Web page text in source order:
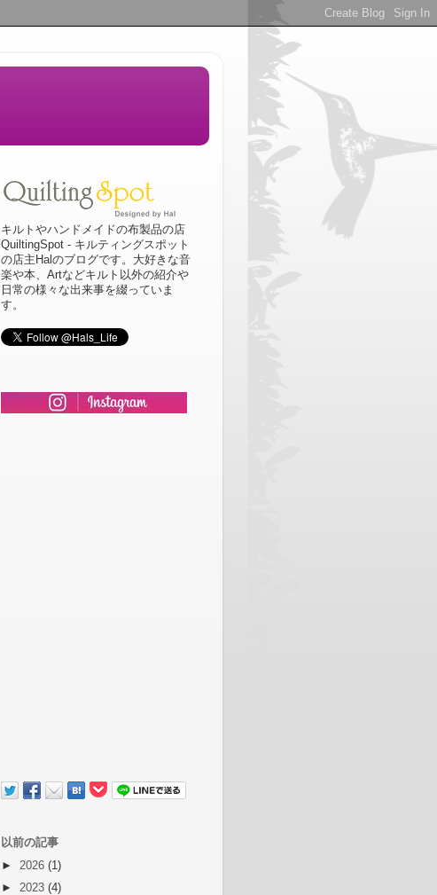
キルトやハンドメイドの布製品の店
QuiltingSpot - キルティングスポット
の店主Halのブログです。大好きな音
楽や本、Artなどキルト以外の紹介や
日常の様々な出来事を綴っていま
す。
以前の記事
► 2026 (1)
► 2023 (4)